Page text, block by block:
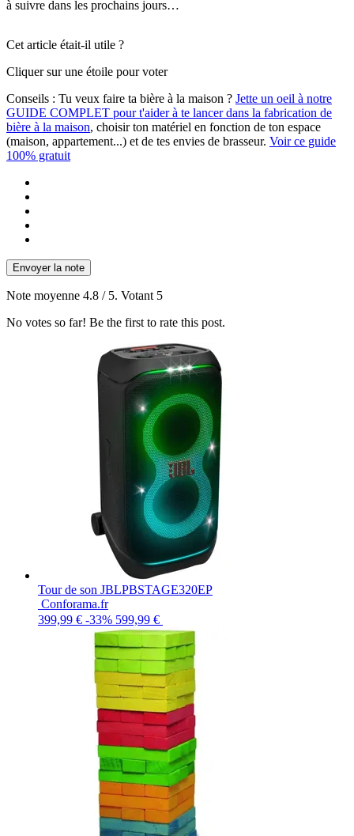
à suivre dans les prochains jours…
Cet article était-il utile ?
Cliquer sur une étoile pour voter
Conseils : Tu veux faire ta bière à la maison ? Jette un oeil à notre
GUIDE COMPLET pour t'aider à te lancer dans la fabrication de
bière à la maison, choisir ton matériel en fonction de ton espace
(maison, appartement...) et de tes envies de brasseur. Voir ce guide
100% gratuit
Envoyer la note
Note moyenne 4.8 / 5. Votant 5
No votes so far! Be the first to rate this post.
Tour de son JBLPBSTAGE320EP
Conforama.fr
399,99 € -33% 599,99 €